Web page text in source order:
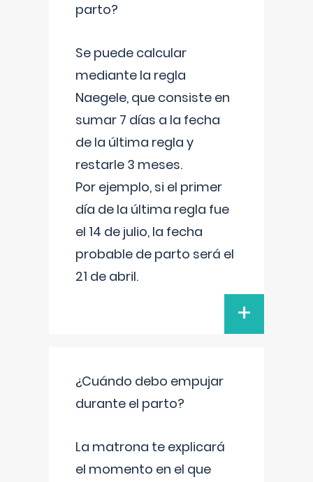
parto?
Se puede calcular
mediante la regla
Naegele, que consiste en
sumar 7 días a la fecha
de la última regla y
restarle 3 meses.
Por ejemplo, si el primer
día de la última regla fue
el 14 de julio, la fecha
probable de parto será el
21 de abril.
+
¿Cuándo debo empujar
durante el parto?
La matrona te explicará
el momento en el que